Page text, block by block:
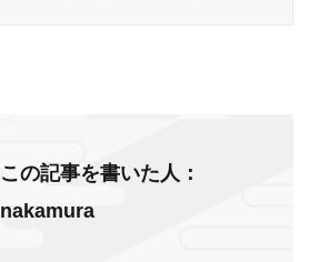
この記事を書いた人：
nakamura